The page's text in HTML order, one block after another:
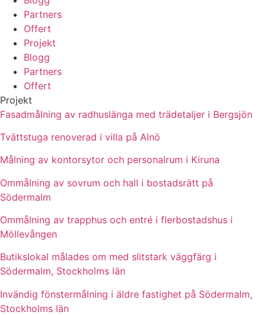
Partners
Offert
Projekt
Blogg
Partners
Offert
Projekt
Fasadmålning av radhuslänga med trädetaljer i Bergsjön
Tvättstuga renoverad i villa på Alnö
Målning av kontorsytor och personalrum i Kiruna
Ommålning av sovrum och hall i bostadsrätt på
Södermalm
Ommålning av trapphus och entré i flerbostadshus i
Möllevången
Butikslokal målades om med slitstark väggfärg i
Södermalm, Stockholms län
Invändig fönstermålning i äldre fastighet på Södermalm,
Stockholms län